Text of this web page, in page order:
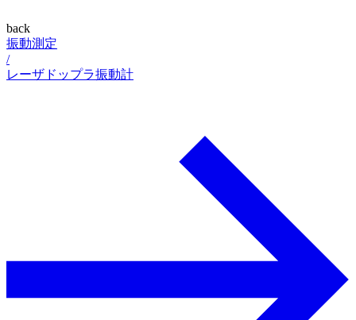
back
振動測定
/
レーザドップラ振動計